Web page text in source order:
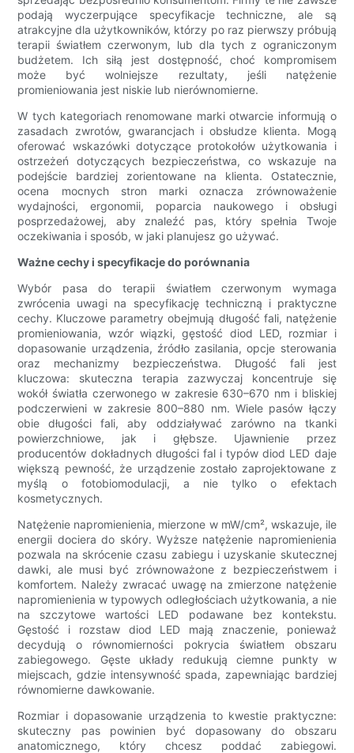
podają wyczerpujące specyfikacje techniczne, ale są
atrakcyjne dla użytkowników, którzy po raz pierwszy próbują
terapii światłem czerwonym, lub dla tych z ograniczonym
budżetem. Ich siłą jest dostępność, choć kompromisem
może być wolniejsze rezultaty, jeśli natężenie
promieniowania jest niskie lub nierównomierne.
W tych kategoriach renomowane marki otwarcie informują o
zasadach zwrotów, gwarancjach i obsłudze klienta. Mogą
oferować wskazówki dotyczące protokołów użytkowania i
ostrzeżeń dotyczących bezpieczeństwa, co wskazuje na
podejście bardziej zorientowane na klienta. Ostatecznie,
ocena mocnych stron marki oznacza zrównoważenie
wydajności, ergonomii, poparcia naukowego i obsługi
posprzedażowej, aby znaleźć pas, który spełnia Twoje
oczekiwania i sposób, w jaki planujesz go używać.
Ważne cechy i specyfikacje do porównania
Wybór pasa do terapii światłem czerwonym wymaga
zwrócenia uwagi na specyfikację techniczną i praktyczne
cechy. Kluczowe parametry obejmują długość fali, natężenie
promieniowania, wzór wiązki, gęstość diod LED, rozmiar i
dopasowanie urządzenia, źródło zasilania, opcje sterowania
oraz mechanizmy bezpieczeństwa. Długość fali jest
kluczowa: skuteczna terapia zazwyczaj koncentruje się
wokół światła czerwonego w zakresie 630–670 nm i bliskiej
podczerwieni w zakresie 800–880 nm. Wiele pasów łączy
obie długości fali, aby oddziaływać zarówno na tkanki
powierzchniowe, jak i głębsze. Ujawnienie przez
producentów dokładnych długości fal i typów diod LED daje
większą pewność, że urządzenie zostało zaprojektowane z
myślą o fotobiomodulacji, a nie tylko o efektach
kosmetycznych.
Natężenie napromienienia, mierzone w mW/cm², wskazuje, ile
energii dociera do skóry. Wyższe natężenie napromienienia
pozwala na skrócenie czasu zabiegu i uzyskanie skutecznej
dawki, ale musi być zrównoważone z bezpieczeństwem i
komfortem. Należy zwracać uwagę na zmierzone natężenie
napromienienia w typowych odległościach użytkowania, a nie
na szczytowe wartości LED podawane bez kontekstu.
Gęstość i rozstaw diod LED mają znaczenie, ponieważ
decydują o równomierności pokrycia światłem obszaru
zabiegowego. Gęste układy redukują ciemne punkty w
miejscach, gdzie intensywność spada, zapewniając bardziej
równomierne dawkowanie.
Rozmiar i dopasowanie urządzenia to kwestie praktyczne:
skuteczny pas powinien być dopasowany do obszaru
anatomicznego, który chcesz poddać zabiegowi.